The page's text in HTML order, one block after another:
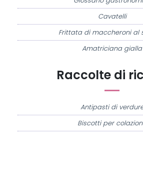
Raccolte di
Antipasti di
Biscotti per
Cavatelli
Frittata di maccheroni al
Amatriciana gialla